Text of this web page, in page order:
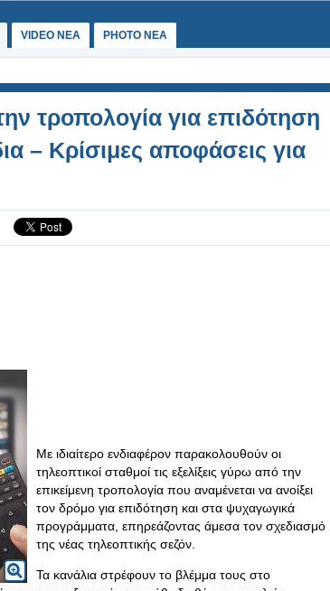
VIDEO NEA PHOTO NEA
τροπολογία για επιδότηση
– Κρίσιμες αποφάσεις για
Με ιδιαίτερο ενδιαφέρον παρακολουθούν οι
τηλεοπτικοί σταθμοί τις εξελίξεις γύρω από την
επικείμενη τροπολογία που αναμένεται να ανοίξει
τον δρόμο για επιδότηση και στα ψυχαγωγικά
προγράμματα, επηρεάζοντας άμεσα τον σχεδιασμό
της νέας τηλεοπτικής σεζόν.
Τα κανάλια στρέφουν το βλέμμα τους στο